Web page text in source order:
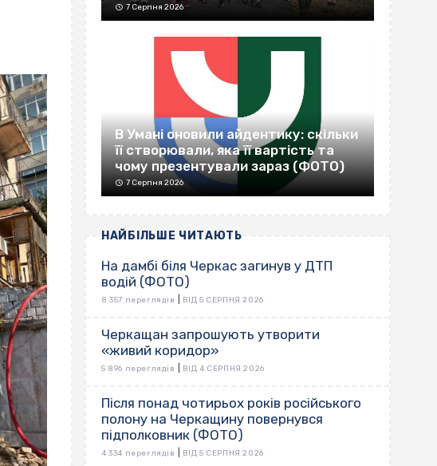
7 Серпня 2026
В Умані оновили айдентику: скільки
її створювали, яка її вартість та
чому презентували зараз (ФОТО)
7 Серпня 2026
НАЙБІЛЬШЕ ЧИТАЮТЬ
На дамбі біля Черкас загинув у ДТП
водій (ФОТО)
8 357 переглядів ВІД 5 СЕРПНЯ 2026
Черкащан запрошують утворити
«живий коридор»
5 896 переглядів ВІД 4 СЕРПНЯ 2026
Після понад чотирьох років російського
полону на Черкащину повернувся
підполковник (ФОТО)
4 334 переглядів ВІД 5 СЕРПНЯ 2026